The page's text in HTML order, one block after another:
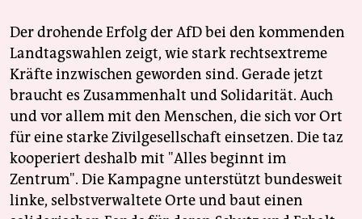
Der drohende Erfolg der AfD bei den kommenden
Landtagswahlen zeigt, wie stark rechtsextreme
Kräfte inzwischen geworden sind. Gerade jetzt
braucht es Zusammenhalt und Solidarität. Auch
und vor allem mit den Menschen, die sich vor Ort
für eine starke Zivilgesellschaft einsetzen. Die taz
kooperiert deshalb mit "Alles beginnt im
Zentrum". Die Kampagne unterstützt bundesweit
linke, selbstverwaltete Orte und baut einen